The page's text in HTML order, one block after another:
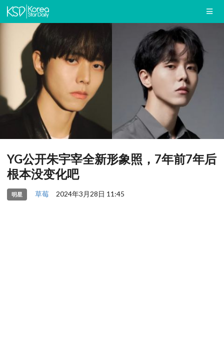
YG公开朱宇宰全新形象照，7年前7年后
根本没变化吧
明星 草莓 2024年3月28日 11:45